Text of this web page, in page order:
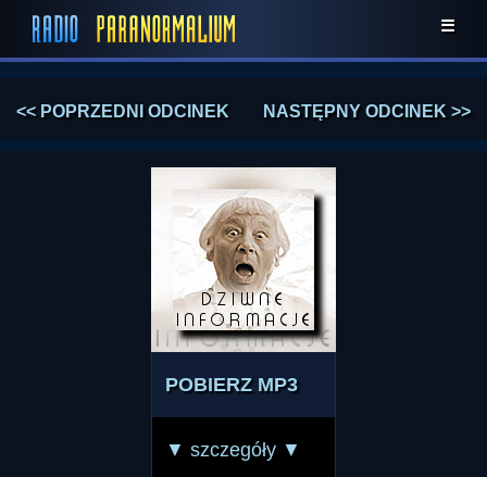
☰
<< POPRZEDNI ODCINEK NASTĘPNY ODCINEK >>
POBIERZ MP3
▼ szczegóły ▼